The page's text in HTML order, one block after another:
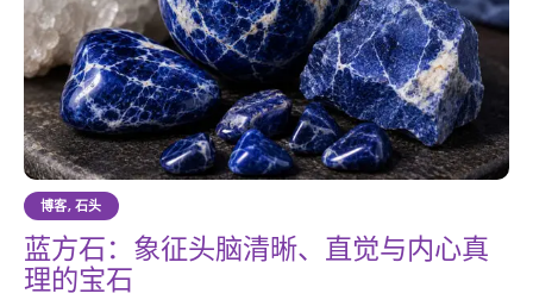
博客,石头
蓝方石：象征头脑清晰、直觉与内心真
理的宝石